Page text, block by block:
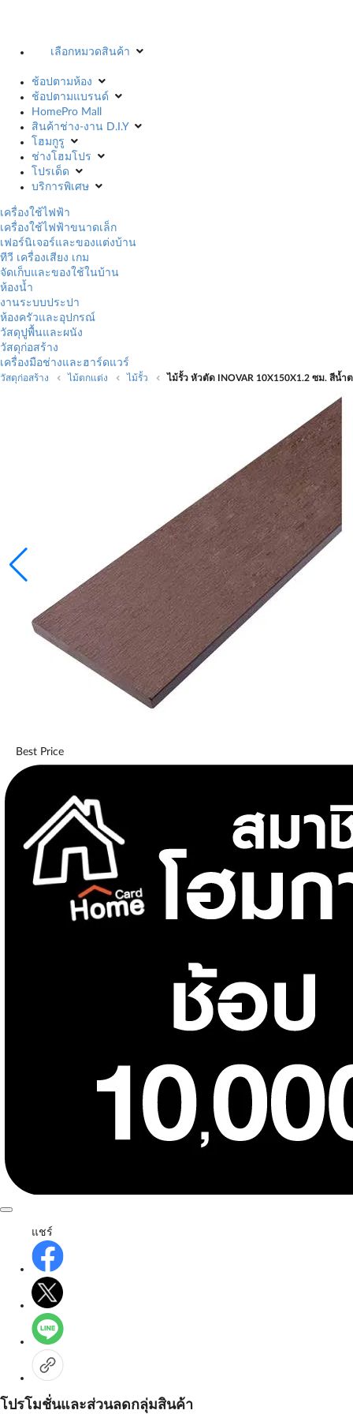
เลือกหมวดสินค้า
ช้อปตามห้อง
ช้อปตามแบรนด์
HomePro Mall
สินค้าช่าง-งาน D.I.Y
โฮมกูรู
ช่างโฮมโปร
โปรเด็ด
บริการพิเศษ
เครื่องใช้ไฟฟ้า
เครื่องใช้ไฟฟ้าขนาดเล็ก
เฟอร์นิเจอร์และของแต่งบ้าน
ทีวี เครื่องเสียง เกม
จัดเก็บและของใช้ในบ้าน
ห้องน้ำ
งานระบบประปา
ห้องครัวและอุปกรณ์
วัสดุปูพื้นและผนัง
วัสดุก่อสร้าง
เครื่องมือช่างและฮาร์ดแวร์
วัสดุก่อสร้าง ไม้ตกแต่ง ไม้รั้ว ไม้รั้ว หัวตัด INOVAR 10X150X1.2 ซม. สีน้ำ
Best Price
แชร์
โปรโมชั่นและส่วนลดกลุ่มสินค้า